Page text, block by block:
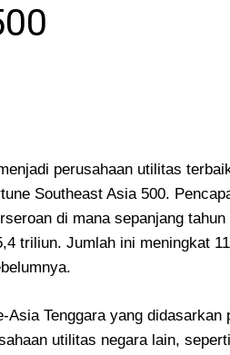
perusahaan utilitas
Southeast Asia 500.
di mana sepanjang
triliun. Jumlah ini meningkat
Tenggara yang didasarkan
utilitas negara lain,